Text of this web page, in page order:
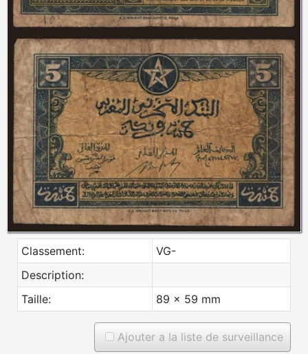
Classement:
VG-
Description:
Taille:
89 x 59 mm
Ajouter a la liste de surveillance